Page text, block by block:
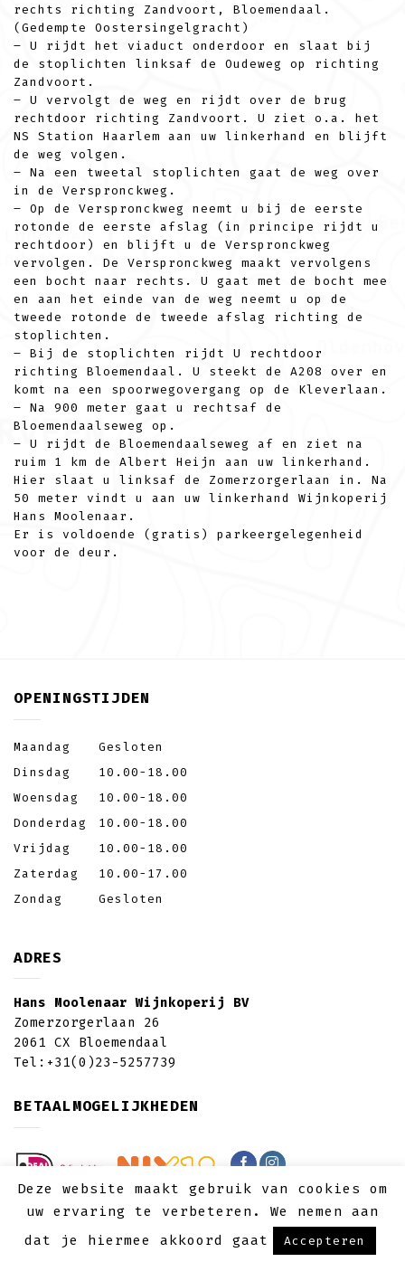
rechts richting Zandvoort, Bloemendaal.
(Gedempte Oostersingelgracht)
– U rijdt het viaduct onderdoor en slaat bij
de stoplichten linksaf de Oudeweg op richting
Zandvoort.
– U vervolgt de weg en rijdt over de brug
rechtdoor richting Zandvoort. U ziet o.a. het
NS Station Haarlem aan uw linkerhand en blijft
de weg volgen.
– Na een tweetal stoplichten gaat de weg over
in de Verspronckweg.
– Op de Verspronckweg neemt u bij de eerste
rotonde de eerste afslag (in principe rijdt u
rechtdoor) en blijft u de Verspronckweg
vervolgen. De Verspronckweg maakt vervolgens
een bocht naar rechts. U gaat met de bocht mee
en aan het einde van de weg neemt u op de
tweede rotonde de tweede afslag richting de
stoplichten.
– Bij de stoplichten rijdt U rechtdoor
richting Bloemendaal. U steekt de A208 over en
komt na een spoorwegovergang op de Kleverlaan.
– Na 900 meter gaat u rechtsaf de
Bloemendaalseweg op.
– U rijdt de Bloemendaalseweg af en ziet na
ruim 1 km de Albert Heijn aan uw linkerhand.
Hier slaat u linksaf de Zomerzorgerlaan in. Na
50 meter vindt u aan uw linkerhand Wijnkoperij
Hans Moolenaar.
Er is voldoende (gratis) parkeergelegenheid
voor de deur.
OPENINGSTIJDEN
Maandag
Gesloten
Dinsdag
10.00-18.00
Woensdag
10.00-18.00
Donderdag
10.00-18.00
Vrijdag
10.00-18.00
Zaterdag
10.00-17.00
Zondag
Gesloten
ADRES
Hans Moolenaar Wijnkoperij BV
Zomerzorgerlaan 26
2061 CX Bloemendaal
Tel: +31(0)23-5257739
BETAALMOGELIJKHEDEN
© 2026 - Hans Moolenaar Wijnkoperij BV |
Gerealiseerd door:PRO PRODUCTIONS
Deze website maakt gebruik van cookies om
uw ervaring te verbeteren. We nemen aan
dat je hiermee akkoord gaat
Accepteren